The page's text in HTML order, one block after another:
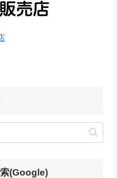
(Google)